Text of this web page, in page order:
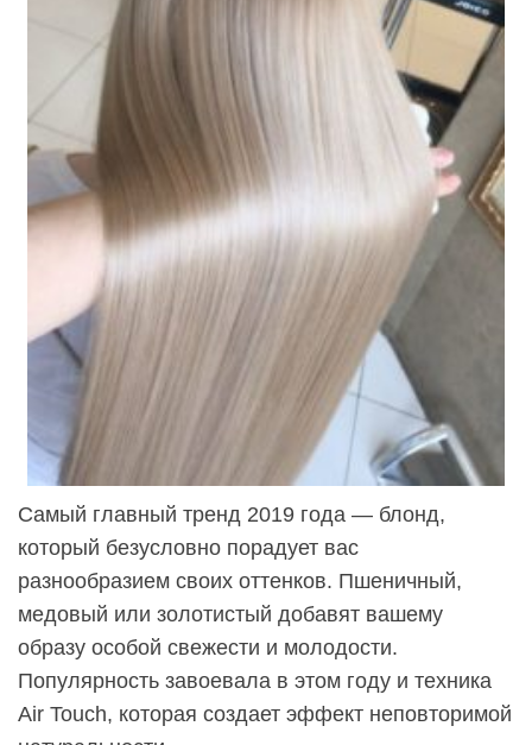
Самый главный тренд 2019 года — блонд,
который безусловно порадует вас
разнообразием своих оттенков. Пшеничный,
медовый или золотистый добавят вашему
образу особой свежести и молодости.
Популярность завоевала в этом году и техника
Air Touch, которая создает эффект неповторимой